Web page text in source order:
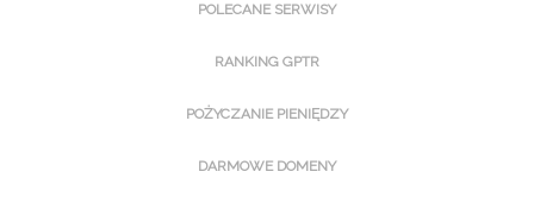
POLECANE SERWISY
RANKING GPTR
POŻYCZANIE PIENIĘDZY
DARMOWE DOMENY